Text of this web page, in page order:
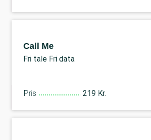
Call Me
Fri tale Fri data
Pris 219 Kr.